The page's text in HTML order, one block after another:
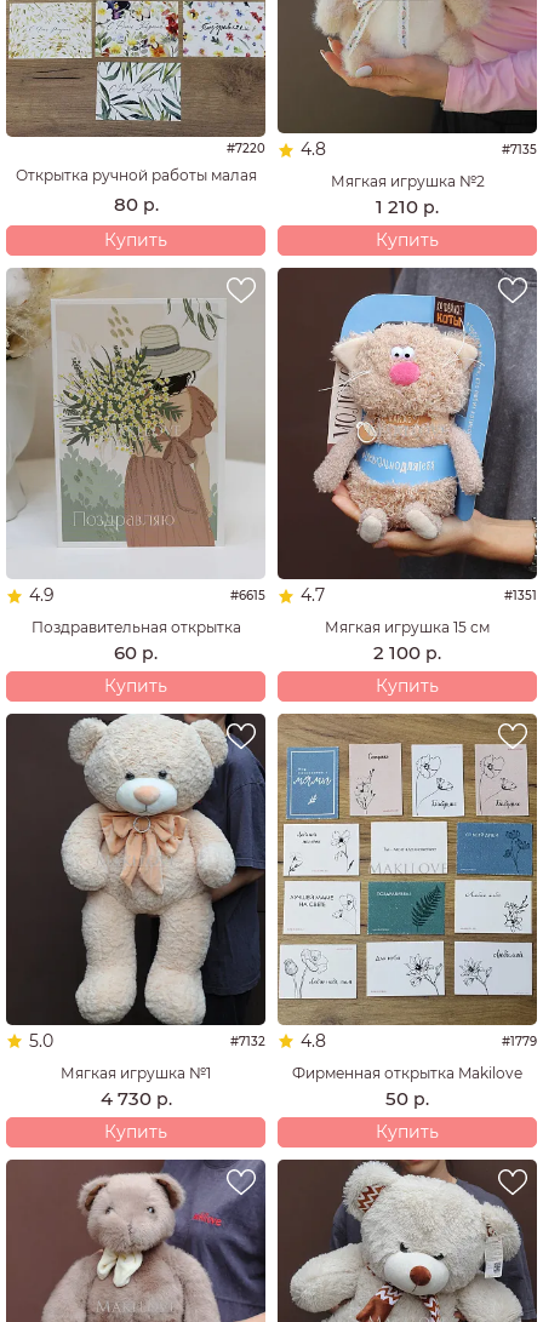
#7220
Открытка ручной работы малая
80 р.
Купить
4.8 #7135
Мягкая игрушка №2
1 210 р.
Купить
4.9 #6615
Поздравительная открытка
60 р.
Купить
4.7 #1351
Мягкая игрушка 15 см
2 100 р.
Купить
5.0 #7132
Мягкая игрушка №1
4 730 р.
Купить
4.8 #1779
Фирменная открытка Makilove
50 р.
Купить